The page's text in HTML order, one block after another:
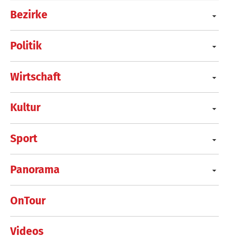
Bezirke
Politik
Wirtschaft
Kultur
Sport
Panorama
OnTour
Videos